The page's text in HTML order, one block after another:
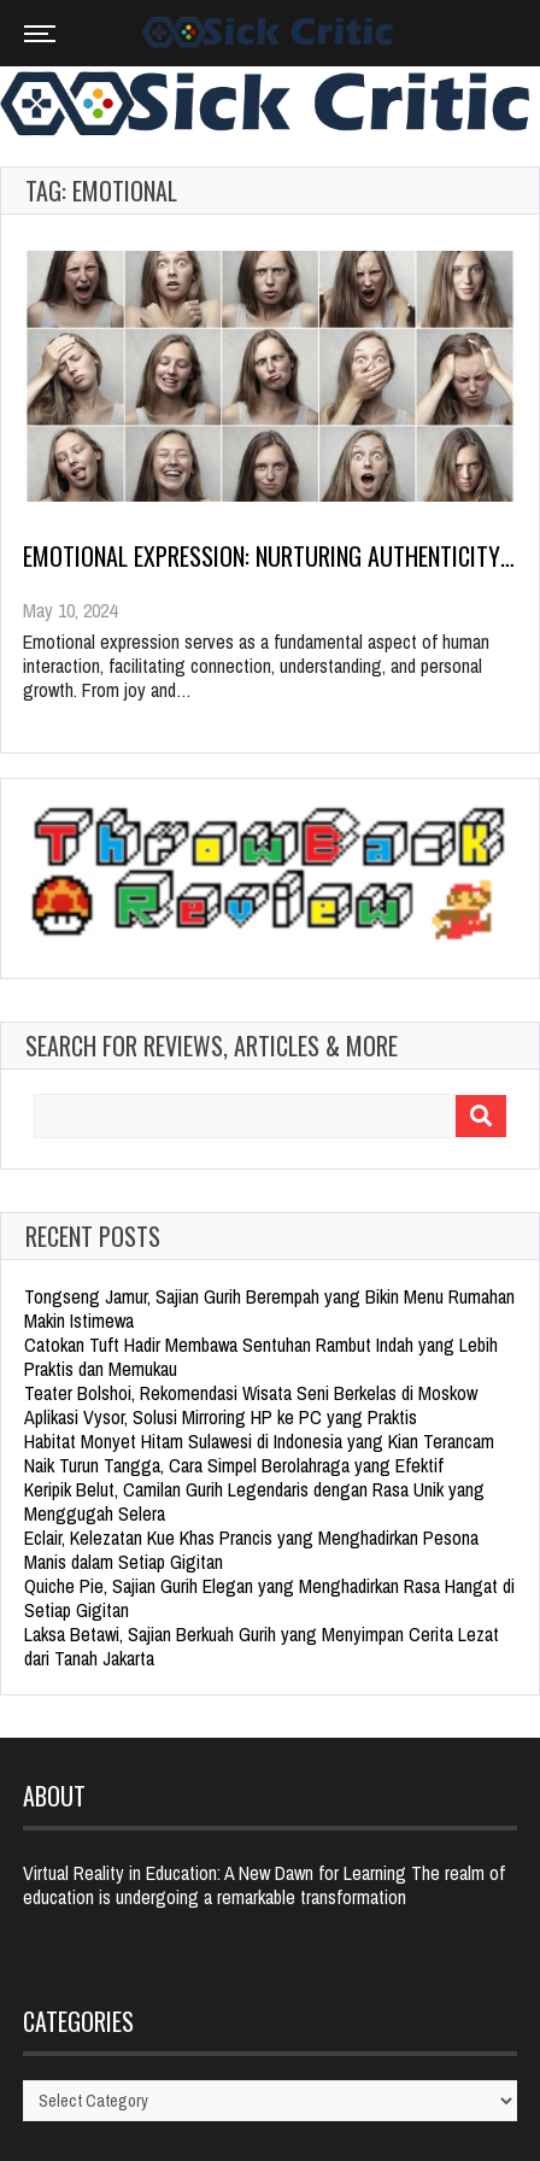
TAG: EMOTIONAL
EMOTIONAL EXPRESSION: NURTURING AUTHENTICITY…
May 10, 2024
Emotional expression serves as a fundamental aspect of human
interaction, facilitating connection, understanding, and personal
growth. From joy and…
SEARCH FOR REVIEWS, ARTICLES & MORE
RECENT POSTS
Tongseng Jamur, Sajian Gurih Berempah yang Bikin Menu Rumahan
Makin Istimewa
Catokan Tuft Hadir Membawa Sentuhan Rambut Indah yang Lebih
Praktis dan Memukau
Teater Bolshoi, Rekomendasi Wisata Seni Berkelas di Moskow
Aplikasi Vysor, Solusi Mirroring HP ke PC yang Praktis
Habitat Monyet Hitam Sulawesi di Indonesia yang Kian Terancam
Naik Turun Tangga, Cara Simpel Berolahraga yang Efektif
Keripik Belut, Camilan Gurih Legendaris dengan Rasa Unik yang
Menggugah Selera
Eclair, Kelezatan Kue Khas Prancis yang Menghadirkan Pesona
Manis dalam Setiap Gigitan
Quiche Pie, Sajian Gurih Elegan yang Menghadirkan Rasa Hangat di
Setiap Gigitan
Laksa Betawi, Sajian Berkuah Gurih yang Menyimpan Cerita Lezat
dari Tanah Jakarta
ABOUT
Virtual Reality in Education: A New Dawn for Learning The realm of
education is undergoing a remarkable transformation
CATEGORIES
Categories